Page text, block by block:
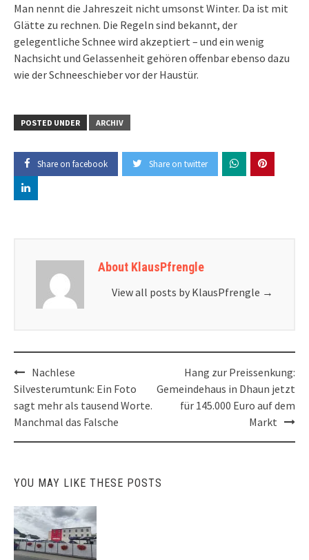
Man nennt die Jahreszeit nicht umsonst Winter. Da ist mit
Glätte zu rechnen. Die Regeln sind bekannt, der
gelegentliche Schnee wird akzeptiert – und ein wenig
Nachsicht und Gelassenheit gehören offenbar ebenso dazu
wie der Schneeschieber vor der Haustür.
POSTED UNDER ARCHIV
Share on facebook Share on twitter
About KlausPfrengle
View all posts by KlausPfrengle →
Post
navigation
Nachlese
Silvesterumtunk: Ein Foto
sagt mehr als tausend Worte.
Manchmal das Falsche
Hang zur Preissenkung:
Gemeindehaus in Dhaun jetzt
für 145.000 Euro auf dem
Markt
YOU MAY LIKE THESE POSTS